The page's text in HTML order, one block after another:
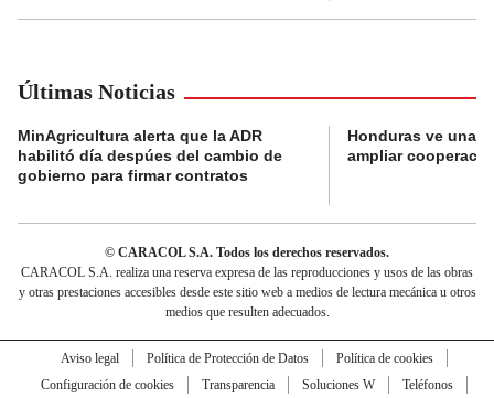
Últimas Noticias
MinAgricultura alerta que la ADR
habilitó día despúes del cambio de
gobierno para firmar contratos
Honduras ve una
ampliar
© CARACOL S.A. Todos los derechos reservados.
CARACOL S.A. realiza una reserva expresa de las reproducciones y usos de las obras
y otras prestaciones accesibles desde este sitio web a medios de lectura mecánica u otros
medios que resulten adecuados.
Aviso legal Política de Protección de Datos
Política de cookies
Configuración de cookies
Transparencia Soluciones W
Teléfonos